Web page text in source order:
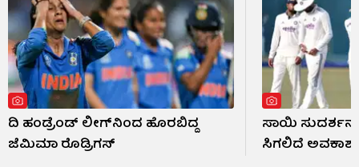
ದಿ ಹಂಡ್ರೆಂಡ್ ಲೀಗ್​ನಿಂದ ಹೊರಬಿದ್ದ
ಜೆಮಿಮಾ ರೊಡ್ರಿಗಸ್
ಸಾಯಿ
ಸಿಗಲಿದೆ